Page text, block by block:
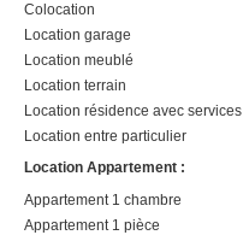
Colocation
Location garage
Location meublé
Location terrain
Location résidence avec services
Location entre particulier
Location Appartement :
Appartement 1 chambre
Appartement 1 pièce